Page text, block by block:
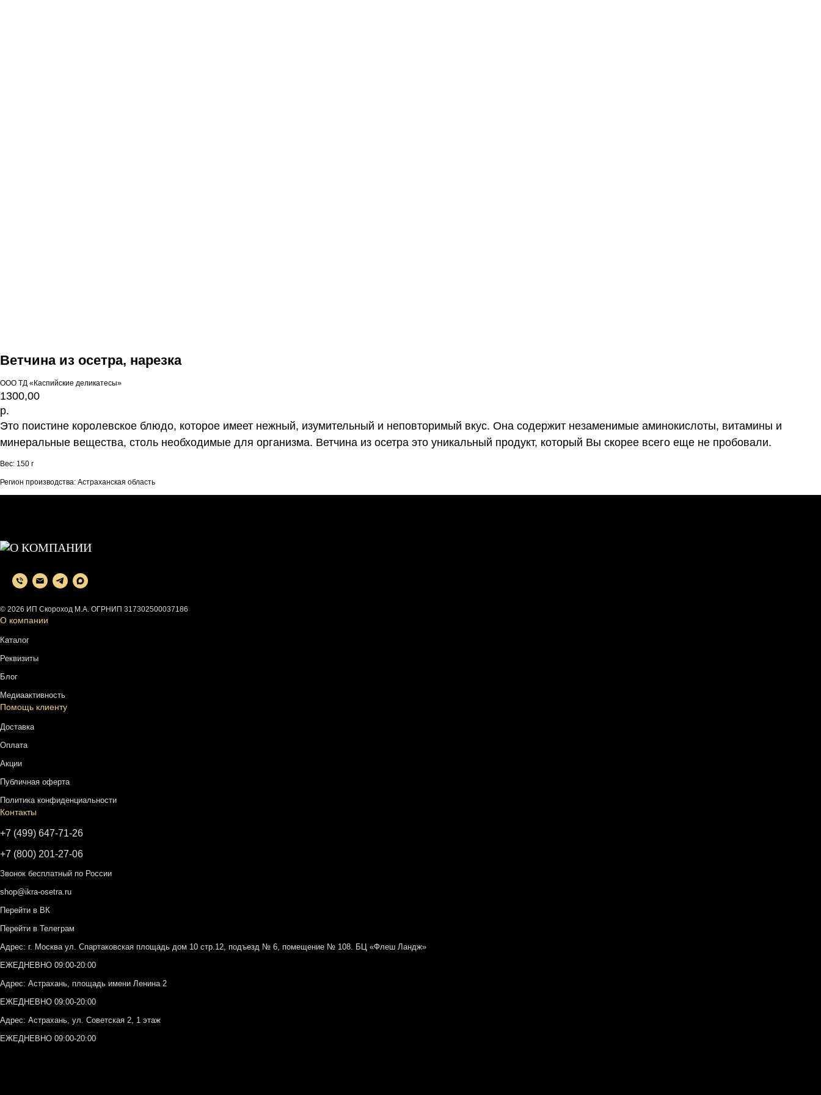
Ветчина из осетра, нарезка
ООО ТД «Каспийские деликатесы»
1300,00
р.
Это поистине королевское блюдо, которое имеет нежный, изумительный и неповторимый вкус. Она содержит незаменимые аминокислоты, витамины и
минеральные вещества, столь необходимые для организма. Ветчина из осетра это уникальный продукт, который Вы скорее всего еще не пробовали.
Вес: 150 г
Регион производства: Астраханская область
© 2026 ИП Скороход М.А. ОГРНИП 317302500037186
О компании
Каталог
Реквизиты
Блог
Медиаактивность
Помощь клиенту
Доставка
Оплата
Акции
Публичная оферта
Политика конфиденциальности
Контакты
+7 (499) 647-71-26
+7 (800) 201-27-06
Звонок бесплатный по России
shop@ikra-osetra.ru
Перейти в ВК
Перейти в Телеграм
Адрес: г. Москва ул. Спартаковская площадь дом 10 стр.12, подъезд № 6, помещение № 108. БЦ «Флеш Ландж»
ЕЖЕДНЕВНО 09:00-20:00
Адрес: Астрахань, площадь имени Ленина 2
ЕЖЕДНЕВНО 09:00-20:00
Адрес: Астрахань, ул. Советская 2, 1 этаж
ЕЖЕДНЕВНО 09:00-20:00